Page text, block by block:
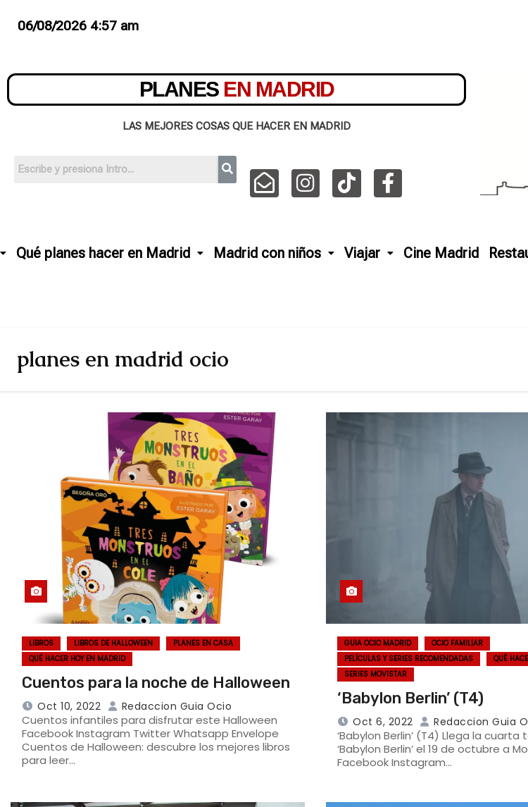
06/08/2026 4:57 am
PLANES EN MADRID
LAS MEJORES COSAS QUE HACER EN MADRID
Qué planes hacer en Madrid Madrid con niños Viajar Cine Madrid
planes en madrid ocio
LIBROS LIBROS DE HALLOWEEN
PLANES EN CASA
QUÉ HACER HOY EN MADRID
Cuentos para la noche de Halloween
Oct 10, 2022 Redaccion Guia Ocio
Cuentos infantiles para disfrutar este Halloween
Facebook Instagram Twitter Whatsapp Envelope
Cuentos de Halloween: descubre los mejores libros
para leer…
GUIA OCIO MADRID
OCIO FAMILIAR
PELÍCULAS Y SERIES RECOMENDADAS
QUÉ
SERIES MOVISTAR
‘Babylon Berlin’ (T4)
Oct 6, 2022 Redaccion Guia
‘Babylon Berlin’ (T4) Llega la
‘Babylon Berlin’ el 19 de octubre a
Facebook Instagram…